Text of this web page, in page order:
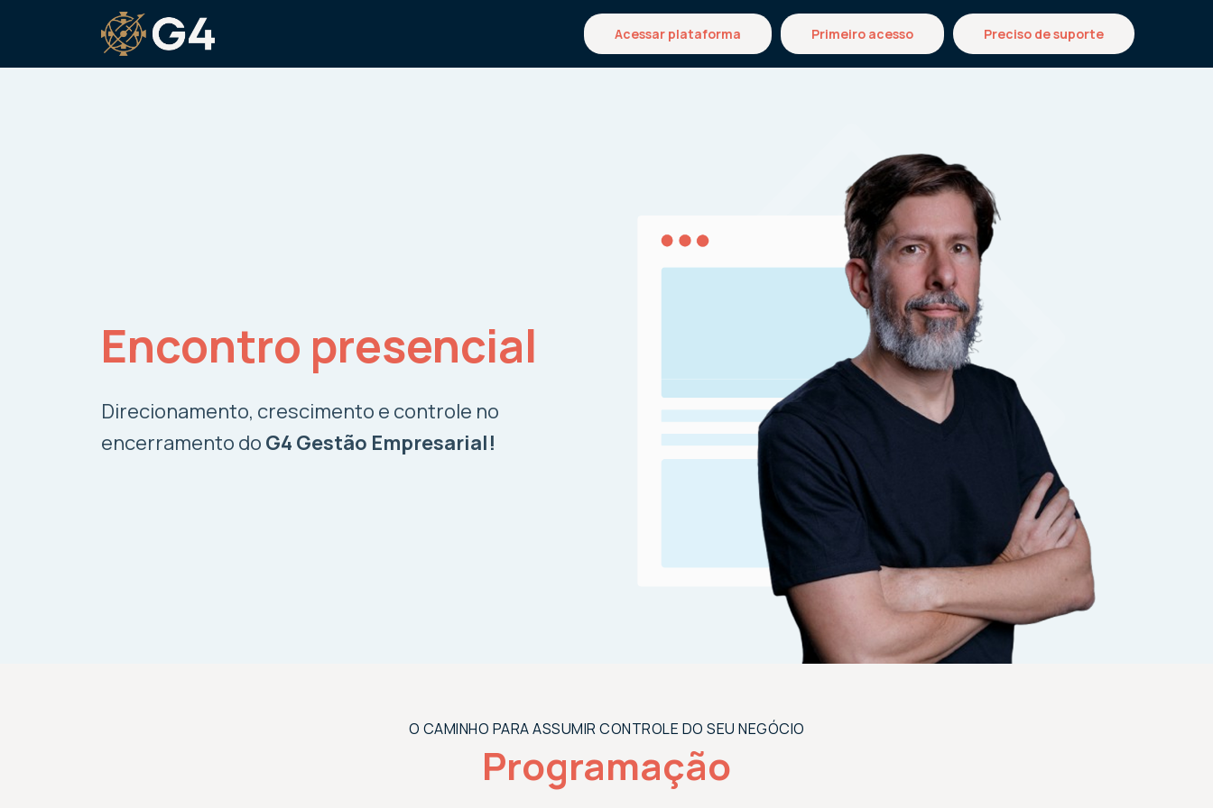
Acessar plataforma Primeiro acesso Preciso de suporte
Encontro presencial
Direcionamento, crescimento e controle no
encerramento do G4 Gestão Empresarial!
O CAMINHO PARA ASSUMIR CONTROLE DO SEU NEGÓCIO
Programação